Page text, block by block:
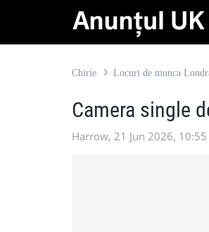
Chirie Locuri de munca
Camera single
Harrow, 21 Jun 2026, 10:55